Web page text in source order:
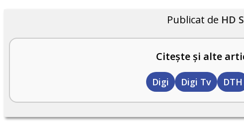
Publicat de HD
Citește și alte
Digi Digi Tv DTH